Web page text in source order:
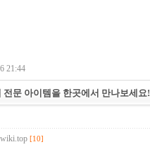
21:44
전문 아이템을 한곳에서 만나보세요!
[10]